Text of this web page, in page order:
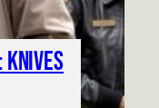
Knives